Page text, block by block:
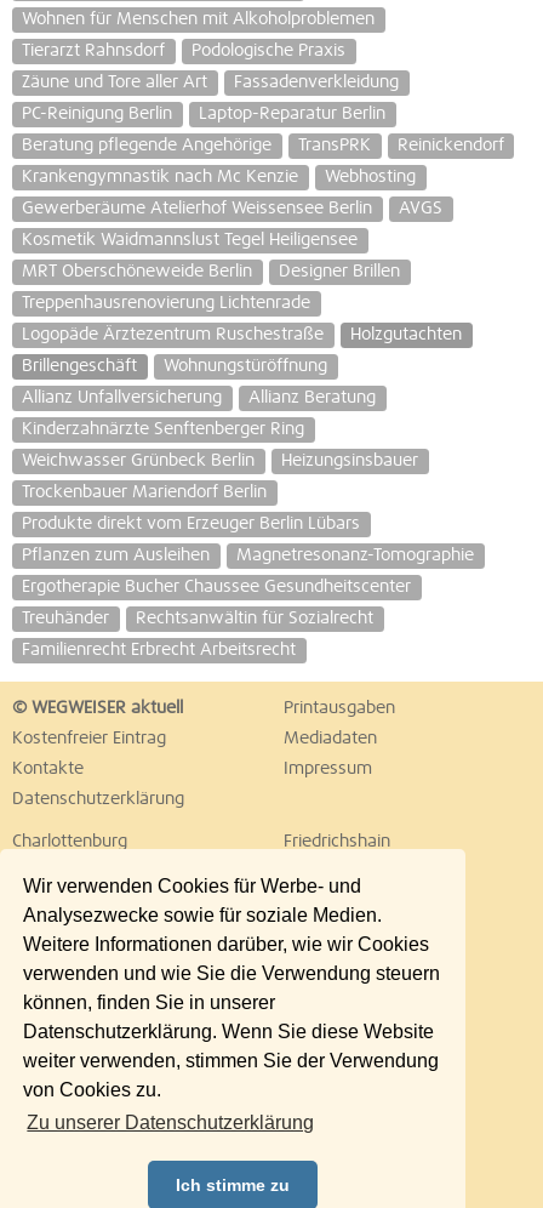
Wir verwenden Cookies für Werbe- und
Analysezwecke sowie für soziale Medien.
Weitere Informationen darüber, wie wir Cookies
verwenden und wie Sie die Verwendung steuern
können, finden Sie in unserer
Datenschutzerklärung. Wenn Sie diese Website
weiter verwenden, stimmen Sie der Verwendung
von Cookies zu.
Zu unserer Datenschutzerklärung
Ich stimme zu
Wohnen für Menschen mit Alkoholproblemen
Tierarzt Rahnsdorf
Podologische Praxis
Zäune und Tore aller Art
Fassadenverkleidung
PC-Reinigung Berlin
Laptop-Reparatur Berlin
Beratung pflegende Angehörige
TransPRK
Reinickendorf
Krankengymnastik nach Mc Kenzie
Webhosting
Gewerberäume Atelierhof Weissensee Berlin
AVGS
Kosmetik Waidmannslust Tegel Heiligensee
MRT Oberschöneweide Berlin
Designer Brillen
Treppenhausrenovierung Lichtenrade
Logopäde Ärztezentrum Ruschestraße
Holzgutachten
Brillengeschäft
Wohnungstüröffnung
Allianz Unfallversicherung
Allianz Beratung
Kinderzahnärzte Senftenberger Ring
Weichwasser Grünbeck Berlin
Heizungsinsbauer
Trockenbauer Mariendorf Berlin
Produkte direkt vom Erzeuger Berlin Lübars
Pflanzen zum Ausleihen
Magnetresonanz-Tomographie
Ergotherapie Bucher Chaussee Gesundheitscenter
Treuhänder
Rechtsanwältin für Sozialrecht
Familienrecht Erbrecht Arbeitsrecht
© WEGWEISER aktuell
Printausgaben
Kostenfreier Eintrag
Mediadaten
Kontakte
Impressum
Datenschutzerklärung
Charlottenburg
Friedrichshain
Lichtenberg
Marzahn
Neukölln
Pankow
Reinickendorf
Schöneberg
Spandau
Steglitz
Tempelhof
Treptow
Umland Ost